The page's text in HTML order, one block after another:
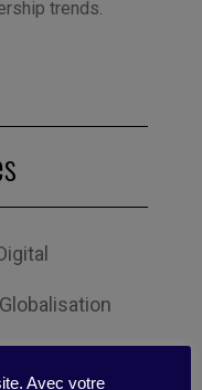
trends.
Globalisation
Avec votre